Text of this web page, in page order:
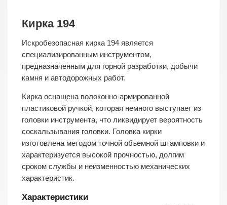
Кирка 194
Искробезопасная кирка 194 является
специализированным инструментом,
предназначенным для горной разработки, добычи
камня и автодорожных работ.
Кирка оснащена волоконно-армированной
пластиковой ручкой, которая немного выступает из
головки инструмента, что ликвидирует вероятность
соскальзывания головки. Головка кирки
изготовлена методом точной объемной штамповки и
характеризуется высокой прочностью, долгим
сроком службы и неизменностью механических
характеристик.
Характеристики